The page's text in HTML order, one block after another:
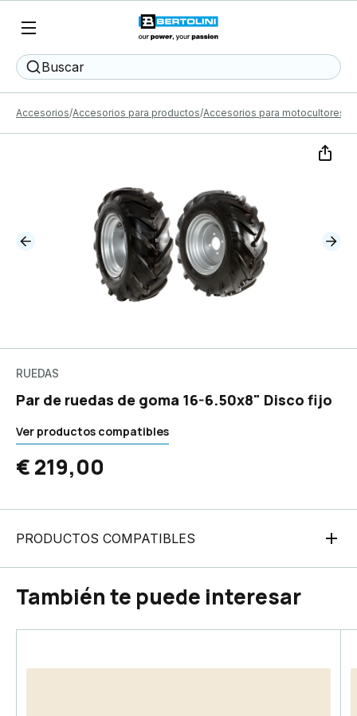
Buscar
Accesorios Accesorios para productos Accesorios para motocultores
RUEDAS
Par de ruedas de goma 16-6.50x8" Disco fijo
Ver productos compatibles
€ 219,00
PRODUCTOS COMPATIBLES
También te puede interesar